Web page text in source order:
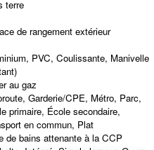
terre
de rangement extérieur
PVC, Coulissante, Manivelle
au gaz
Garderie/CPE, Métro, Parc,
primaire, École secondaire,
en commun, Plat
de bains attenante à la CCP